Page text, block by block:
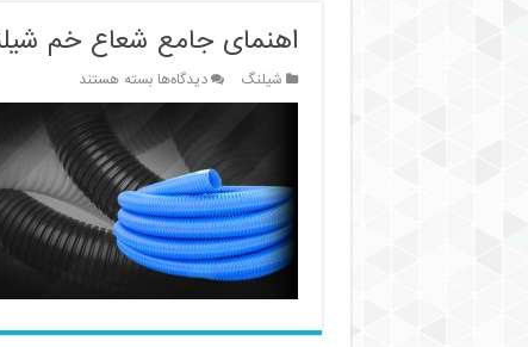
اهنمای جامع شعاع خم
شیلنگ دیدگاه‌هابرای
اهنمای
شعاع
خم
شیلنگ‌ها
و
اهمیت
آن
در
بسته هستند